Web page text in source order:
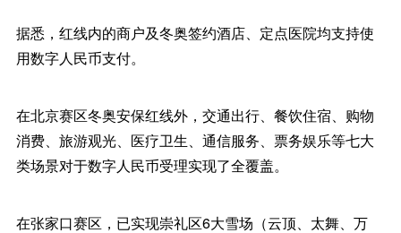
据悉，红线内的商户及冬奥签约酒店、定点医院均支持使
用数字人民币支付。
在北京赛区冬奥安保红线外，交通出行、餐饮住宿、购物
消费、旅游观光、医疗卫生、通信服务、票务娱乐等七大
类场景对于数字人民币受理实现了全覆盖。
在张家口赛区，已实现崇礼区6大雪场（云顶、太舞、万